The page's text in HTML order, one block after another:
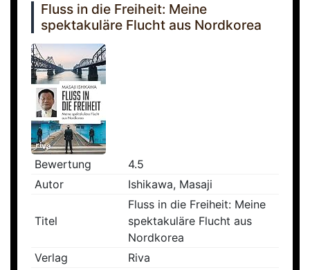
Fluss in die Freiheit: Meine
spektakuläre Flucht aus Nordkorea
Bewertung
4.5
Autor
Ishikawa, Masaji
Titel
Fluss in die Freiheit: Meine
spektakuläre Flucht aus
Nordkorea
Verlag
Riva